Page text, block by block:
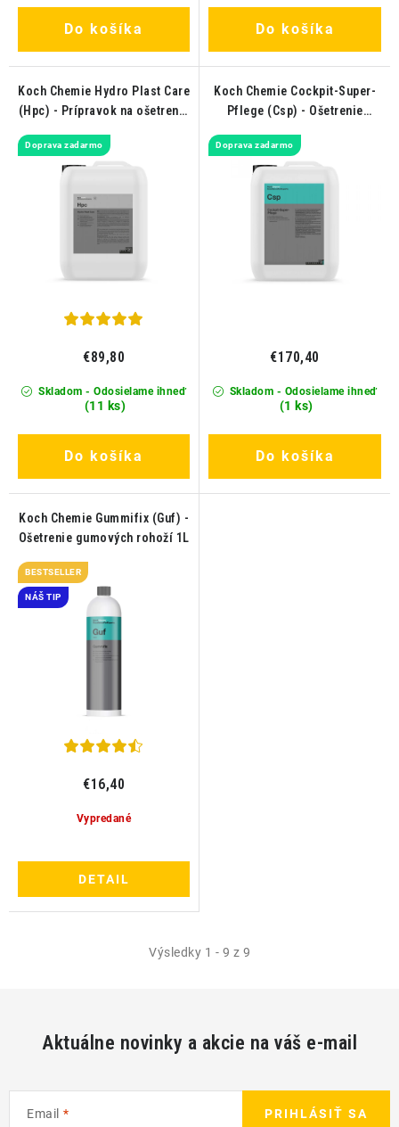
Do košíka Do košíka
Koch Chemie Hydro Plast Care
(Hpc) - Prípravok na ošetrenie
Doprava zadarmo
Skladom - Odosielame ihneď
(11 ks)
€89,80
Do košíka
Koch Chemie Cockpit-Super-
Pflege (Csp) - Ošetrenie
10L
Doprava zadarmo
Skladom - Odosielame ihneď
(1 ks)
€170,40
Do košíka
Koch Chemie Gummifix (Guf) -
Ošetrenie gumových rohoží 1L
BESTSELLER
NÁŠ TIP
Vypredané
€16,40
DETAIL
Výsledky 1 - 9 z 9
Aktuálne novinky a akcie na váš e-mail
Email PRIHLÁSIŤ SA